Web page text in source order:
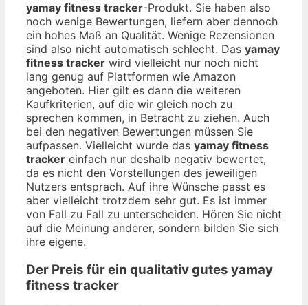
yamay fitness tracker-Produkt. Sie haben also
noch wenige Bewertungen, liefern aber dennoch
ein hohes Maß an Qualität. Wenige Rezensionen
sind also nicht automatisch schlecht. Das yamay
fitness tracker wird vielleicht nur noch nicht
lang genug auf Plattformen wie Amazon
angeboten. Hier gilt es dann die weiteren
Kaufkriterien, auf die wir gleich noch zu
sprechen kommen, in Betracht zu ziehen. Auch
bei den negativen Bewertungen müssen Sie
aufpassen. Vielleicht wurde das yamay fitness
tracker einfach nur deshalb negativ bewertet,
da es nicht den Vorstellungen des jeweiligen
Nutzers entsprach. Auf ihre Wünsche passt es
aber vielleicht trotzdem sehr gut. Es ist immer
von Fall zu Fall zu unterscheiden. Hören Sie nicht
auf die Meinung anderer, sondern bilden Sie sich
ihre eigene.
Der Preis für ein qualitativ gutes yamay
fitness tracker